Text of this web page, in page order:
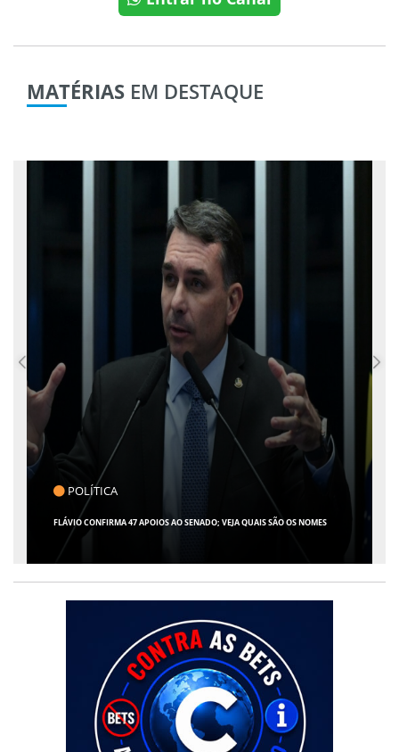
MATÉRIAS EM DESTAQUE
CLICK INDICA
GIRO POR SERGIPE, BRASIL E MUNDO - 07 DE AGOSTO DE 2026